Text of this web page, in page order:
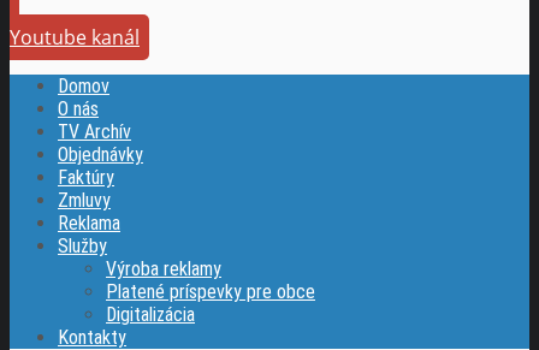
Youtube kanál
Domov
O nás
TV Archív
Objednávky
Faktúry
Zmluvy
Reklama
Služby
Výroba reklamy
Platené príspevky pre obce
Digitalizácia
Kontakty